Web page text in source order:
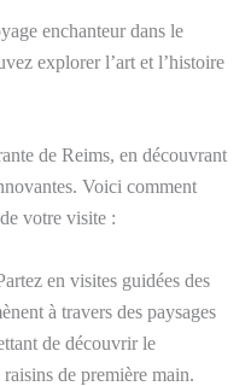
enchanteur dans le
explorer l’art et l’histoire
de Reims, en découvrant
Voici comment
votre visite :
en visites guidées des
à travers des paysages
de découvrir le
de première main.